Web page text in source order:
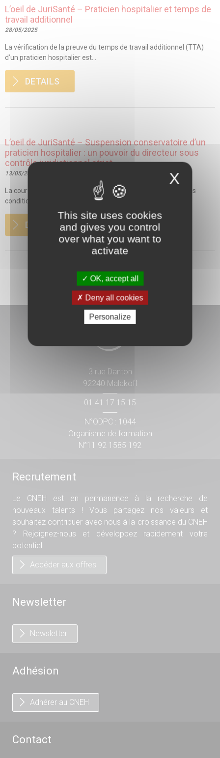
L’oeil de JuriSanté – Praticien hospitalier et temps de
travail additionnel
28/05/2025
La vérification de la preuve du temps de travail additionnel (TTA)
d’un praticien hospitalier est...
DETAILS
L’oeil de JuriSanté – Suspension conservatoire d’un
praticien hospitalier : un pouvoir du directeur sous
contrôle juridictionnel strict
13/05/2026
La cour administrative d’appel (CAA) de Versailles rappelle les
conditions strictes encadrant la suspension des...
DETAILS
3 rue Danton
92240 Malakoff
01 41 17 15 15
N°ODPC : 1044
Organisme de formation
N°11 92 1585 192
Recrutement
Le CNEH est en permanence à la recherche de
nouveaux talents ! Vous partagez nos valeurs et
souhaitez contribuer avec nous à la croissance du CNEH
? Rejoignez-nous et développez rapidement votre
potentiel.
Accéder aux offres
Newsletter
Newsletter
Adhésion
Adhérer au CNEH
Contact
X
This site uses cookies
and gives you control
over what you want to
activate
OK, accept all
Deny all cookies
Personalize